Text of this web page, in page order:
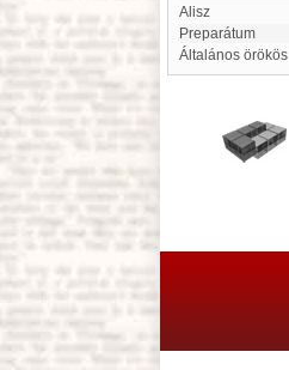
Alisz
Preparátum
Általános örökös